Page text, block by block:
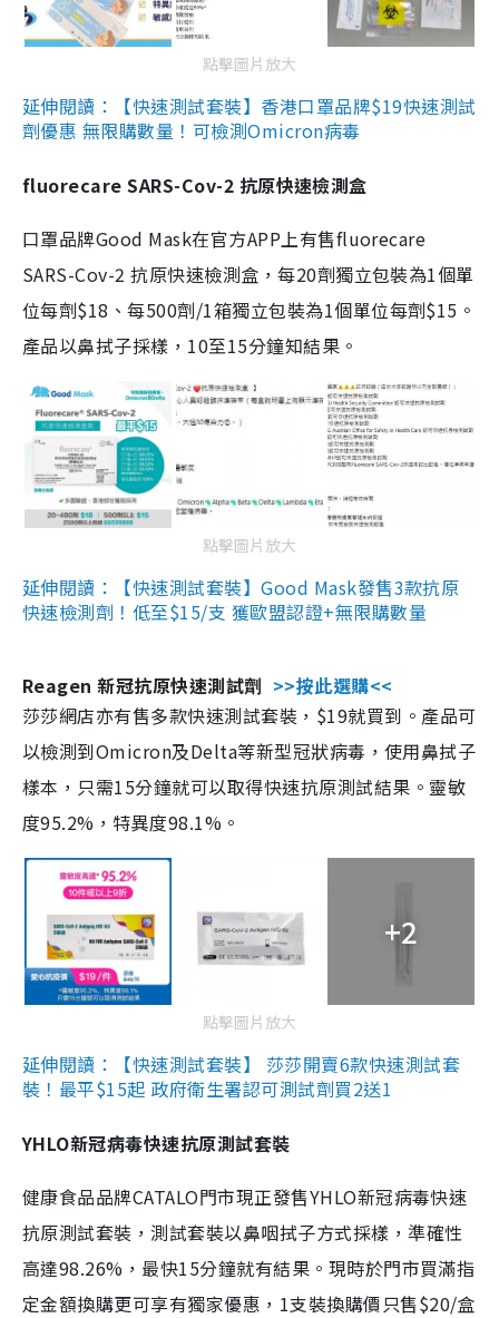
點擊圖片放大
延伸閱讀：【快速測試套裝】香港口罩品牌$19快速測試
劑優惠 無限購數量！可檢測Omicron病毒
fluorecare SARS-Cov-2 抗原快速檢測盒
口罩品牌Good Mask在官方APP上有售fluorecare
SARS-Cov-2 抗原快速檢測盒，每20劑獨立包裝為1個單
位每劑$18、每500劑/1箱獨立包裝為1個單位每劑$15。
產品以鼻拭子採樣，10至15分鐘知結果。
點擊圖片放大
延伸閱讀：【快速測試套裝】Good Mask發售3款抗原
快速檢測劑！低至$15/支 獲歐盟認證+無限購數量
Reagen 新冠抗原快速測試劑 >>按此選購<<
莎莎網店亦有售多款快速測試套裝，$19就買到。產品可
以檢測到Omicron及Delta等新型冠狀病毒，使用鼻拭子
樣本，只需15分鐘就可以取得快速抗原測試結果。靈敏
度95.2%，特異度98.1%。
+2
點擊圖片放大
延伸閱讀：【快速測試套裝】 莎莎開賣6款快速測試套
裝！最平$15起 政府衛生署認可測試劑買2送1
YHLO新冠病毒快速抗原測試套裝
健康食品品牌CATALO門市現正發售YHLO新冠病毒快速
抗原測試套裝，測試套裝以鼻咽拭子方式採樣，準確性
高達98.26%，最快15分鐘就有結果。現時於門市買滿指
定金額換購更可享有獨家優惠，1支裝換購價只售$20/盒